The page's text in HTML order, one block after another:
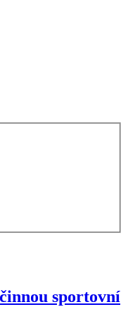
sportovní